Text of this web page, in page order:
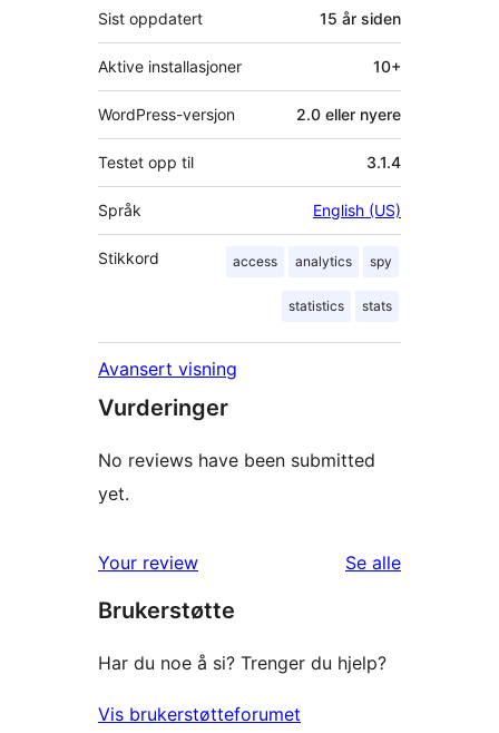
Sist oppdatert 15 år siden
Aktive installasjoner 10+
WordPress-versjon 2.0 eller nyere
Testet opp til 3.1.4
Språk English (US)
Stikkord access analytics spy
statistics stats
Avansert visning
Vurderinger
No reviews have been submitted
yet.
Your review Se alleomtalene
Brukerstøtte
Har du noe å si? Trenger du hjelp?
Vis brukerstøtteforumet